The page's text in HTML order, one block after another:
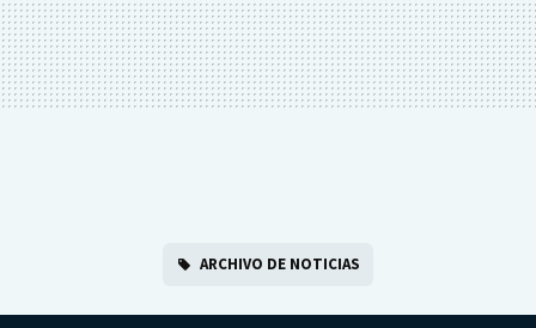
ARCHIVO DE NOTICIAS